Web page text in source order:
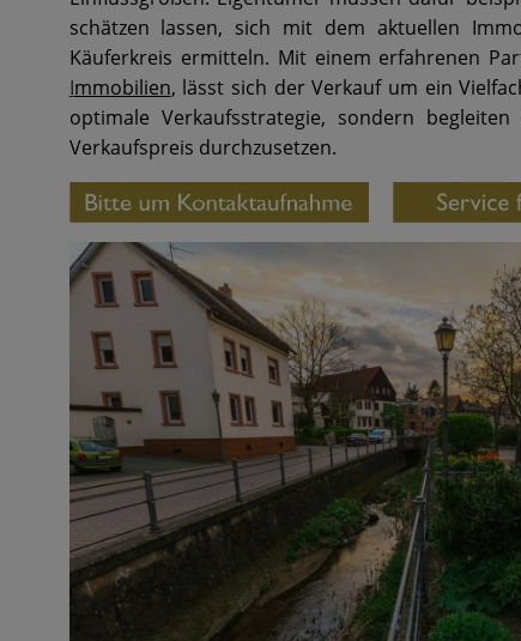
schätzen lassen, sich mit dem aktuellen
Käuferkreis ermitteln. Mit einem erfahrenen
Immobilien, lässt sich der Verkauf um ein
optimale Verkaufsstrategie, sondern
Verkaufspreis durchzusetzen.